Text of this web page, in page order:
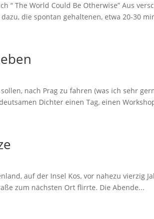
“ The World Could Be Otherwise” Aus
die spontan gehaltenen, etwa 20-30
sollen, nach Prag zu fahren (was ich sehr
Dichter einen Tag, einen
auf der Insel Kos, vor nahezu vierzig
zum nächsten Ort flirrte. Die Abende...